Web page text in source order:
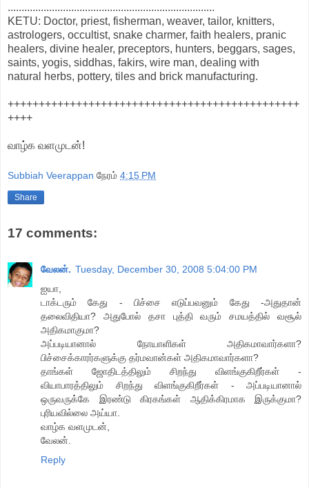
...........................................................................
KETU: Doctor, priest, fisherman, weaver, tailor, knitters,
astrologers, occultist, snake charmer, faith healers, pranic
healers, divine healer, preceptors, hunters, beggars, sages,
saints, yogis, siddhas, fakirs, wire man, dealing with
natural herbs, pottery, tiles and brick manufacturing.
+++++++++++++++++++++++++++++++++++++++++++++++
++++
வாழ்க வளமுடன்!
Subbiah Veerappan நேரம் 4:15 PM
Share
17 comments:
வேலன். Tuesday, December 30, 2008 5:04:00 PM
ஐயா,
டாக்டரும் கேது - பிச்சை எடுப்பவனும் கேது -அதுதான்
தலைவிதியா? அதுபோல் தசா புத்தி வரும் சமயத்தில் வசூல்
அதிகமாகுமா?
அப்படியானால் நோயாளிகள் அதிகமாவார்களா?
பிச்சைக்காரர்களுக்கு தர்மவான்கள் அதிகமாவார்களா?
தாங்கள் ஜோதிடத்திலும் சிறந்து விளங்குகிறீர்கள் -
வியாபாரத்திலும் சிறந்து விளங்குகிறீர்கள் - அப்படியானால்
ஒருவருக்கே இரண்டு கிரகங்கள் ஆதிக்கிரமாக இருக்குமா?
புரியவில்லை அய்யா.
வாழ்க வளமுடன்,
வேலன்.
Reply